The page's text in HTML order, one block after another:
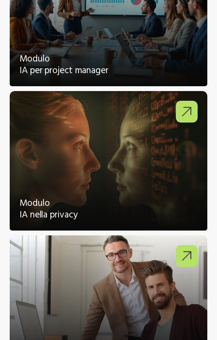
Modulo
IA per project manager
Modulo
IA nella privacy